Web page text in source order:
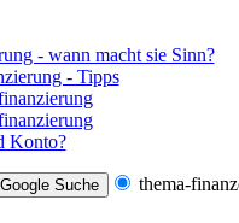
- wann macht sie Sinn?
- Tipps
Konto?
thema-